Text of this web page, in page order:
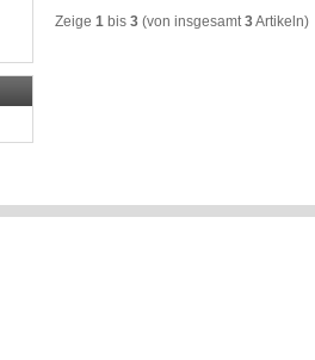
Zeige 1 bis 3 (von insgesamt 3Artikeln)